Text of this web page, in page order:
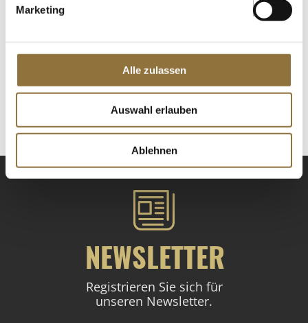
Marketing
Alle zulassen
Auswahl erlauben
Ablehnen
LEBENSMITTELKENNZEICHNUNGEN
NEWSLETTER
Registrieren Sie sich für
unseren Newsletter.